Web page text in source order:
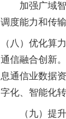
加强广域智
调度能力和传
（八）优化算
通信融合创新
息通信业数据
字化、智能化转
（九）提升